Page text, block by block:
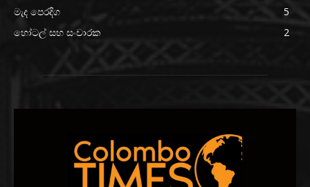
මැද පෙරදිග
5
හෝටල් සහ සංචාරක
2